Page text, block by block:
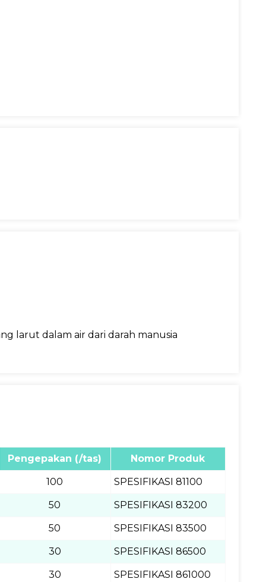
larut dalam air dari darah manusia
Pengepakan (/tas) Nomor Produk
100 SPESIFIKASI 81100
50 SPESIFIKASI 83200
50 SPESIFIKASI 83500
30 SPESIFIKASI 86500
30 SPESIFIKASI 861000